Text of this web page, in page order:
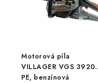
Motorová píla
VILLAGER VGS 3920
PE, benzínová